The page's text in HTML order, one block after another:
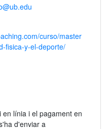
curso/master
fisica-y-el-deporte/
línia i el pagament en
d'enviar a